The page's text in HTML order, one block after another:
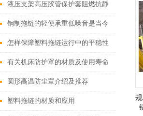
液压支架高压胶管保护套阻燃抗静
电
钢制拖链的轻便承重低噪音是当今
社会的发展趋势
怎样保障塑料拖链运行中的平稳性
有关机床防护罩的材质及使用寿命
分析
圆形高温防尘罩介绍及推荐
塑料拖链的材质和应用